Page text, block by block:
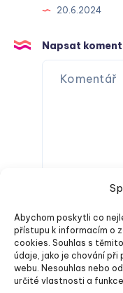
Abychom poskytli co
přístupu k informacím o
cookies. Souhlas s
údaje, jako je chování při
webu. Nesouhlas nebo
určité vlastnosti a
20.6.2024
Napsat